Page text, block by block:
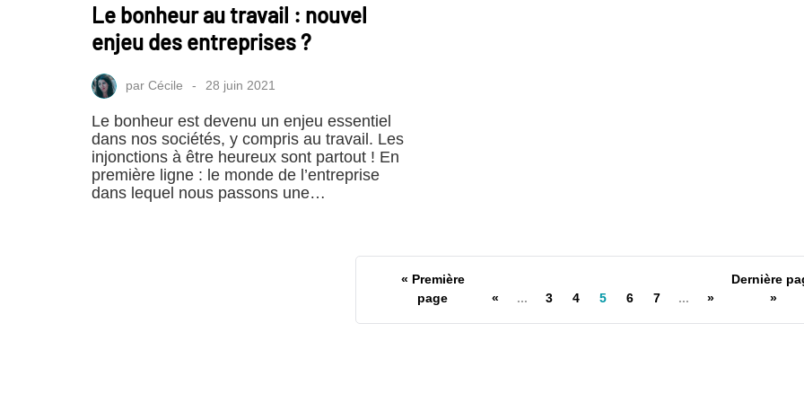
Le bonheur au travail : nouvel
enjeu des entreprises ?
par Cécile 28 juin 2021
Le bonheur est devenu un enjeu essentiel
dans nos sociétés, y compris au travail. Les
injonctions à être heureux sont partout ! En
première ligne : le monde de l’entreprise
dans lequel nous passons une…
« Première
page
« ... 3 4 5 6 7 ... »
Dernière
»